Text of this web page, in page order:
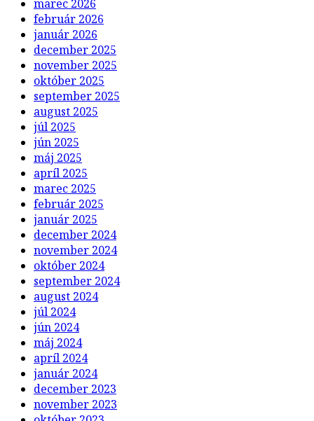
marec 2026
február 2026
január 2026
december 2025
november 2025
október 2025
september 2025
august 2025
júl 2025
jún 2025
máj 2025
apríl 2025
marec 2025
február 2025
január 2025
december 2024
november 2024
október 2024
september 2024
august 2024
júl 2024
jún 2024
máj 2024
apríl 2024
január 2024
december 2023
november 2023